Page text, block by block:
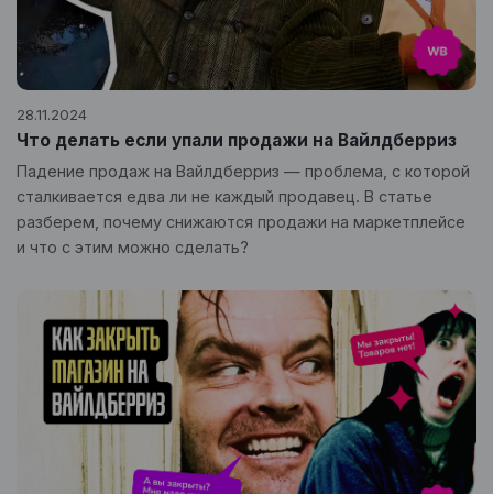
28.11.2024
Что делать если упали продажи на Вайлдберриз
Падение продаж на Вайлдберриз — проблема, с которой
сталкивается едва ли не каждый продавец. В статье
разберем, почему снижаются продажи на маркетплейсе
и что с этим можно сделать?